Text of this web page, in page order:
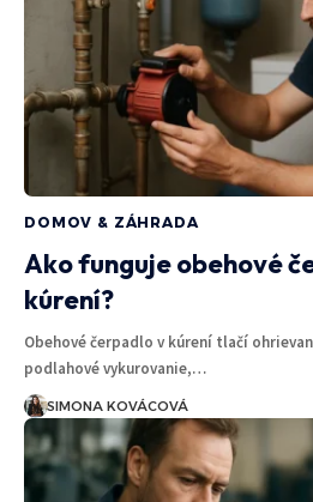
DOMOV & ZÁHRADA
Ako funguje obehové
kúrení?
Obehové čerpadlo v kúrení tlačí
podlahové vykurovanie,…
SIMONA KOVÁCOVÁ